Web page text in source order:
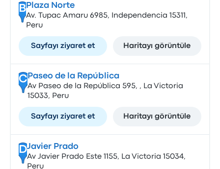
B Plaza Norte
Av. Tupac Amaru 6985, Independencia 15311,
Peru
Sayfayı ziyaret et Haritayı görüntüle
CPaseo de la República
Av Paseo de la República 595, , La Victoria
15033, Peru
Sayfayı ziyaret et Haritayı görüntüle
DJavier Prado
Av Javier Prado Este 1155, La Victoria 15034,
Peru